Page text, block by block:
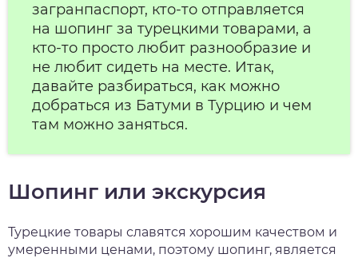
загранпаспорт, кто-то отправляется
на шопинг за турецкими товарами, а
кто-то просто любит разнообразие и
не любит сидеть на месте. Итак,
давайте разбираться, как можно
добраться из Батуми в Турцию и чем
там можно заняться.
Шопинг или экскурсия
Турецкие товары славятся хорошим качеством и
умеренными ценами, поэтому шопинг, является